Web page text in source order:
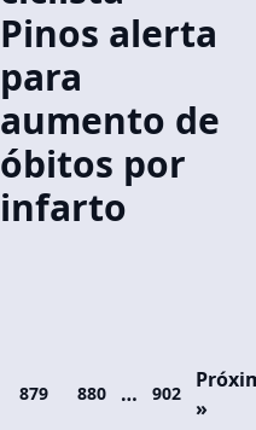
Pinos alerta
para
aumento de
óbitos por
infarto
879 880 … 902
»